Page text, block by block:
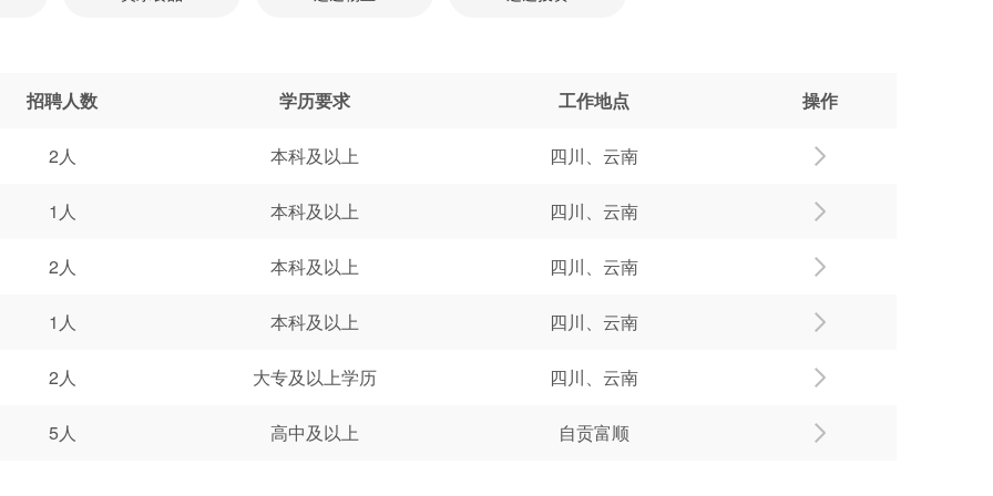
招聘人数 学历要求 工作地点 操作
2人 本科及以上 四川、云南
1人 本科及以上 四川、云南
2人 本科及以上 四川、云南
1人 本科及以上 四川、云南
2人 大专及以上学历 四川、云南
5人 高中及以上 自贡富顺